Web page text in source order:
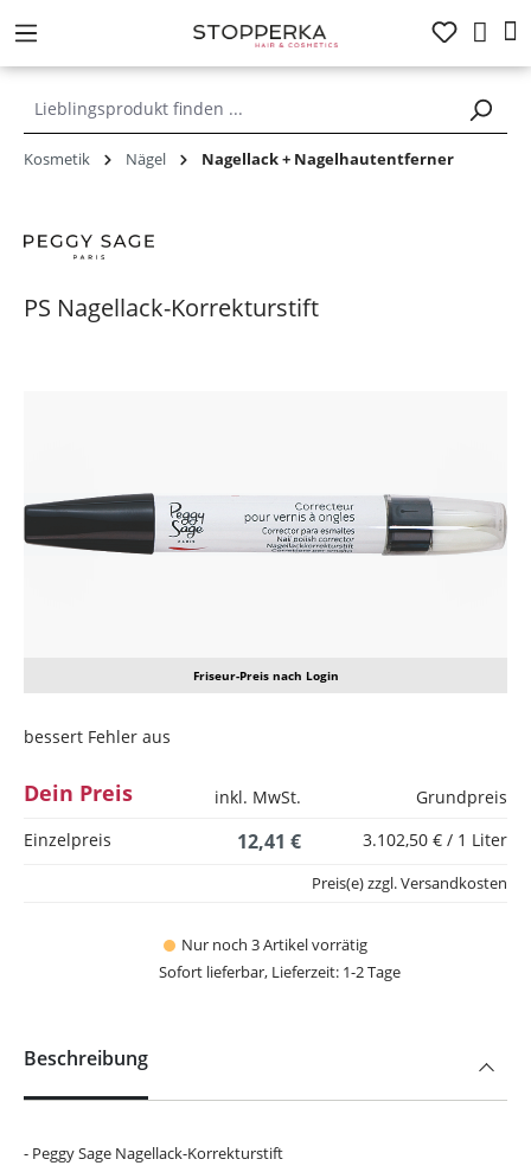
springen
Kosmetik Nägel Nagellack + Nagelhautentferner
PS Nagellack-Korrekturstift
Friseur-Preis nach Login
bessert Fehler aus
Dein Preis inkl. MwSt.
Grundpreis
Einzelpreis
12,41 € 3.102,50 € / 1 Liter
Nur noch 3 Artikel vorrätig
Sofort lieferbar, Lieferzeit: 1-2 Tage
Preis(e) zzgl. Versandkosten
Beschreibung
- Peggy Sage Nagellack-Korrekturstift